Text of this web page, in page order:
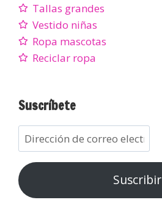
Tallas grandes
Vestido niñas
Ropa mascotas
Reciclar ropa
Suscríbete
Suscribir